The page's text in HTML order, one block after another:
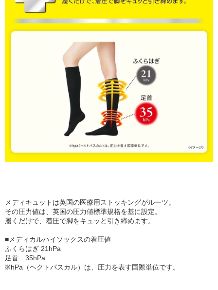
メディキュットは英国の医療用ストッキングがルーツ。
その圧力値は、英国の圧力値標準規格を基に設定。
履くだけで、着圧で脚をキュッと引き締めます。
■メディカルハイソックスの着圧値
ふくらはぎ 21hPa
足首 35hPa
※hPa（ヘクトパスカル）は、圧力を表す国際単位です。